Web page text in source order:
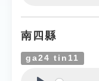
南四縣
ga24 tin11